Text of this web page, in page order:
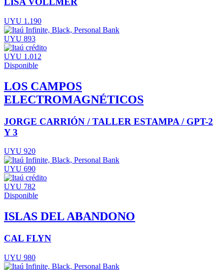
UYU 1.190
UYU 893
UYU 1.012
Disponible
LOS CAMPOS
ELECTROMAGNÉTICOS
JORGE CARRIÓN / TALLER ESTAMPA / GPT-2
Y 3
UYU 920
UYU 690
UYU 782
Disponible
ISLAS DEL ABANDONO
CAL FLYN
UYU 980